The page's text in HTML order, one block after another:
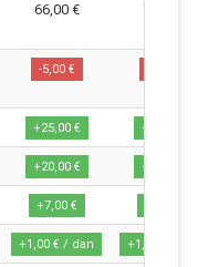
66,00 € 79,00 €
-5,00 €
+25,00 € +25,00 €
+20,00 € +20,00 €
+7,00 €
+1,00 € / dan +1,00 € /